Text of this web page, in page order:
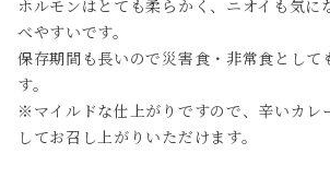
ホルモンはとても柔らかく、ニオイも気に
べやすいです。
保存期間も長いので災害食・非常食として
す。
※マイルドな仕上がりですので、辛いカレ
してお召し上がりいただけます。